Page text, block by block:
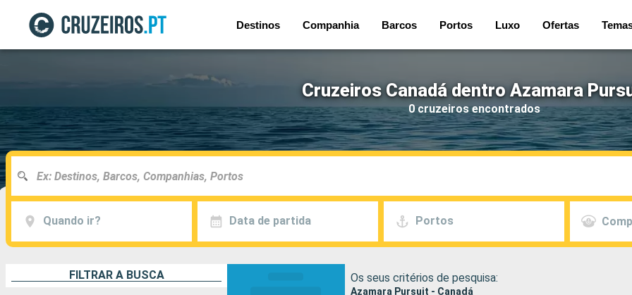
Destinos Companhia Barcos Portos Luxo Ofertas
Cruzeiros Canadá dentro Azamara
0 cruzeiros encontrados
Quando ir? Data de partida Portos
FILTRAR A BUSCA Os seus critérios de pesquisa:
Azamara Pursuit - Canadá